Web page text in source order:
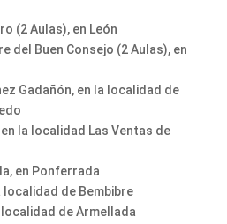
(2 Aulas), en León
del Buen Consejo (2 Aulas), en
Gadañón, en la localidad de
en la localidad Las Ventas de
en Ponferrada
localidad de Bembibre
localidad de Armellada